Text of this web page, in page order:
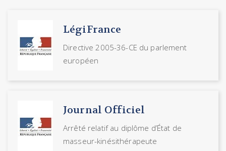
LégiFrance
Directive 2005-36-CE du parlement
européen
Journal Officiel
Arrêté relatif au diplôme d’État de
masseur-kinésithérapeute